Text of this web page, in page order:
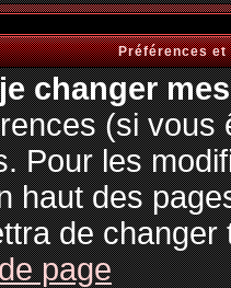
Préférences
changer
(si
Pour les
haut des
de
page